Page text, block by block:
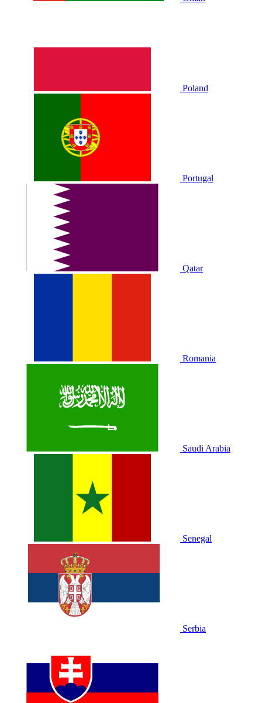
Poland
Portugal
Qatar
Romania
Saudi Arabia
Senegal
Serbia